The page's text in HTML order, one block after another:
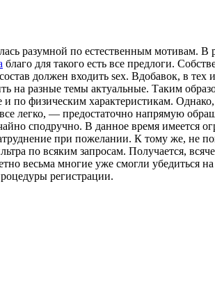
разумной по естественным мотивам. В
благо для такого есть все предлоги.
должен входить sex. Вдобавок, в тех
на разные темы актуальные. Таким
по физическим характеристикам.
легко, — предостаточно напрямую
сподручно. В данное время имеется
при пожелании. К тому же, не
по всяким запросам. Получается,
весьма многие уже смогли убедиться
регистрации.